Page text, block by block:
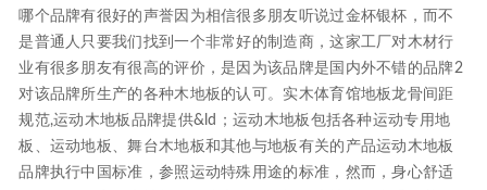
哪个品牌有很好的声誉因为相信很多朋友听说过金杯银杯，而不
是普通人只要我们找到一个非常好的制造商，这家工厂对木材行
业有很多朋友有很高的评价，是因为该品牌是国内外不错的品牌2
对该品牌所生产的各种木地板的认可。实木体育馆地板龙骨间距
规范,运动木地板品牌提供&ld；运动木地板包括各种运动专用地
板、运动地板、舞台木地板和其他与地板有关的产品运动木地板
品牌执行中国标准，参照运动特殊用途的标准，然而，身心舒适